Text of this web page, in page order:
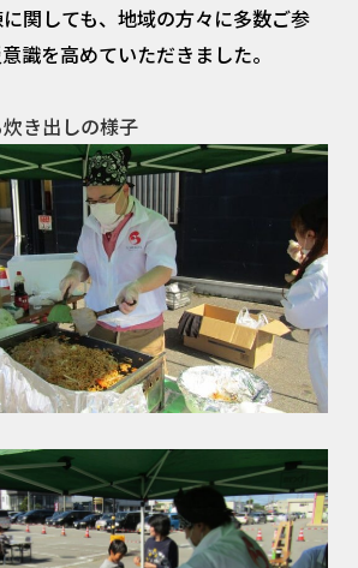
関しても、地域の方々に多数ご参
識を高めていただきました。
き出しの様子